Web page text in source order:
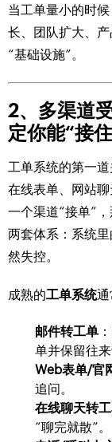
当工单量小的时
长、团队扩大、产
“基础设施”。
2、多渠道
定你能“接
工单系统的第一
在线表单、网站
一个渠道“接单”
两套体系：系统
然失控。
成熟的工单系统通
邮件转工单
单并保留往来
Web表单/官
追问。
在线聊天转
“聊完就散”。